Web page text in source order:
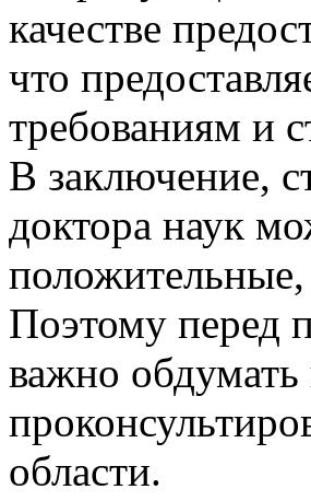
качестве
что
требованиям и
В заключение,
доктора наук
положительные,
Поэтому перед
важно обдумать
области.